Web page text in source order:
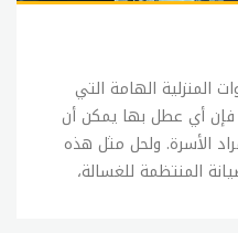
المنزلية الهامة التي
أي عطل بها يمكن أن
الأسرة. ولحل مثل هذه
المنتظمة للغسالة،